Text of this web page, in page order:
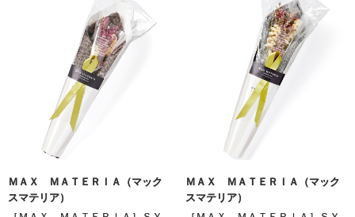
ＭＡＸ ＭＡＴＥＲＩＡ（マック
スマテリア）
ＭＡＸ ＭＡＴＥＲＩＡ（マック
スマテリア）